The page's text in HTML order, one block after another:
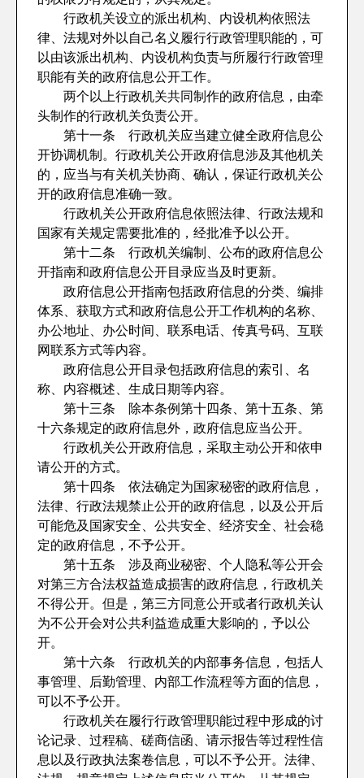
行政机关设立的派出机构、内设机构依照法
律、法规对外以自己名义履行行政管理职能的，可
以由该派出机构、内设机构负责与所履行行政管理
职能有关的政府信息公开工作。
两个以上行政机关共同制作的政府信息，由牵
头制作的行政机关负责公开。
第十一条 行政机关应当建立健全政府信息公
开协调机制。行政机关公开政府信息涉及其他机关
的，应当与有关机关协商、确认，保证行政机关公
开的政府信息准确一致。
行政机关公开政府信息依照法律、行政法规和
国家有关规定需要批准的，经批准予以公开。
第十二条 行政机关编制、公布的政府信息公
开指南和政府信息公开目录应当及时更新。
政府信息公开指南包括政府信息的分类、编排
体系、获取方式和政府信息公开工作机构的名称、
办公地址、办公时间、联系电话、传真号码、互联
网联系方式等内容。
政府信息公开目录包括政府信息的索引、名
称、内容概述、生成日期等内容。
第十三条 除本条例第十四条、第十五条、第
十六条规定的政府信息外，政府信息应当公开。
行政机关公开政府信息，采取主动公开和依申
请公开的方式。
第十四条 依法确定为国家秘密的政府信息，
法律、行政法规禁止公开的政府信息，以及公开后
可能危及国家安全、公共安全、经济安全、社会稳
定的政府信息，不予公开。
第十五条 涉及商业秘密、个人隐私等公开会
对第三方合法权益造成损害的政府信息，行政机关
不得公开。但是，第三方同意公开或者行政机关认
为不公开会对公共利益造成重大影响的，予以公
开。
第十六条 行政机关的内部事务信息，包括人
事管理、后勤管理、内部工作流程等方面的信息，
可以不予公开。
行政机关在履行行政管理职能过程中形成的讨
论记录、过程稿、磋商信函、请示报告等过程性信
息以及行政执法案卷信息，可以不予公开。法律、